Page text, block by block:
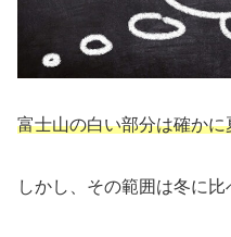
富士山の白い部分は確か
しかし、その範囲は冬に比